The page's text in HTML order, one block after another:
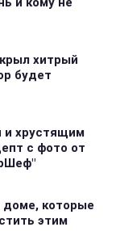
хитрый
будет
и хрустящим
с фото от
которые
этим